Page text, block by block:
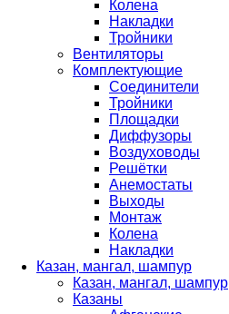
Колена
Накладки
Тройники
Вентиляторы
Комплектующие
Соединители
Тройники
Площадки
Диффузоры
Воздуховоды
Решётки
Анемостаты
Выходы
Монтаж
Колена
Накладки
Казан, мангал, шампур
Казан, мангал, шампур
Казаны